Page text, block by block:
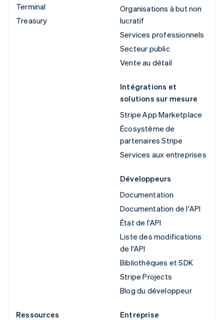
Terminal
Treasury
Organisations à but non
lucratif
Services professionnels
Secteur public
Vente au détail
Intégrations et
solutions sur mesure
Stripe App Marketplace
Écosystème de
partenaires Stripe
Services aux entreprises
Développeurs
Documentation
Documentation de l'API
État de l'API
Liste des modifications
de l'API
Bibliothèques et SDK
Stripe Projects
Blog du développeur
Ressources
Entreprise